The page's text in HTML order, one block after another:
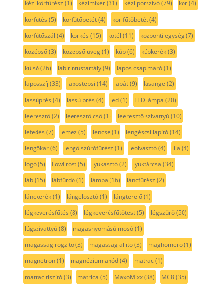
kézi körfűrész (1) kézimixer(31) kézi porszívó(79) kör(4)
körfütés (5) körfűtőbetét(4) kör fűtőbetét(4)
körfűtőszál (4) körkés (15) kötél (11) központi egység(7)
középső(3) középső üveg(1) kúp(6) kúpkerék(3)
külső(26) labirintustartály(9) lapos csap maró(1)
laposszíj (33) lapostepsi (14) lapát(9) lasange (2)
lassúprés (4) lassú prés (4) led(1) LED lámpa (20)
leeresztő(2) leeresztő cső(1) leeresztő szivattyú(10)
lefedés (7) lemez (5) lencse (1) lengéscsillapító(14)
lengőkar(6) lengő szúrófűrész (1) leolvasztó(4) lila (4)
logó(5) LowFrost(5) lyukasztó(2) lyuktárcsa (34)
láb(15) lábfürdő(1) lámpa (16) láncfűrész (2)
lánckerék(1) lángelosztó(1) lángterelő(1)
légkeverésfűtés (8) légkeverésfűtőtest(5) légszűrő(50)
lúgszivattyú(8) magasnyomású mosó(1)
magasság rögzítő(3) magasság állító(3) maghőmérő(1)
magnetron(1) magnézium anód(4) matrac(1)
matrac tiszító(3) matrica (5) MaxoMixx(38) MC8(35)